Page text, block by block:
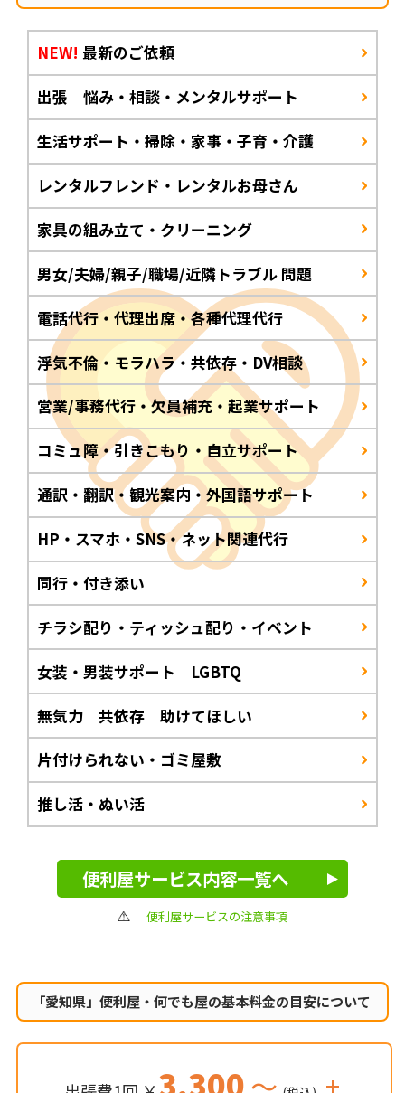
NEW! 最新のご依頼
出張 悩み・相談・メンタルサポート
生活サポート・掃除・家事・子育・介護
レンタルフレンド・レンタルお母さん
家具の組み立て・クリーニング
男女/夫婦/親子/職場/近隣トラブル 問題
電話代行・代理出席・各種代理代行
浮気不倫・モラハラ・共依存・DV相談
営業/事務代行・欠員補充・起業サポート
コミュ障・引きこもり・自立サポート
通訳・翻訳・観光案内・外国語サポート
HP・スマホ・SNS・ネット関連代行
同行・付き添い
チラシ配り・ティッシュ配り・イベント
女装・男装サポート LGBTQ
無気力 共依存 助けてほしい
片付けられない・ゴミ屋敷
推し活・ぬい活
便利屋サービス内容一覧へ
便利屋サービスの注意事項
「愛知県」便利屋・何でも屋の基本料金の目安について